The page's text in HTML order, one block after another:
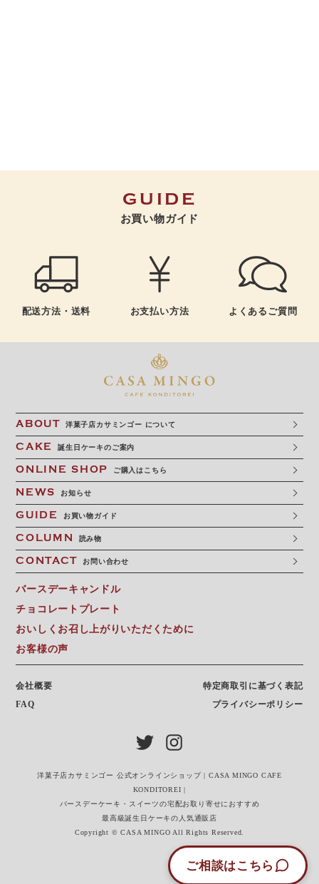
GUIDE
お買い物ガイド
配送方法・送料 お支払い方法 よくあるご質問
ABOUT 洋菓子店カサミンゴー について
CAKE 誕生日ケーキのご案内
ONLINE SHOP ご購入はこちら
NEWS お知らせ
GUIDE お買い物ガイド
COLUMN 読み物
CONTACT お問い合わせ
バースデーキャンドル
チョコレートプレート
おいしくお召し上がりいただくために
お客様の声
会社概要
FAQ
特定商取引に基づく表記
プライバシーポリシー
洋菓子店カサミンゴー 公式オンラインショップ | CASA MINGO CAFE
KONDITOREI |
バースデーケーキ・スイーツの宅配お取り寄せにおすすめ
最高級誕生日ケーキの人気通販店
Copyright © CASA MINGO All Rights Reserved.